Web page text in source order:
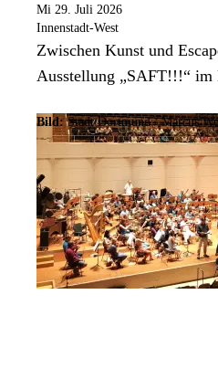
Mi 29. Juli 2026
Innenstadt-West
Zwischen Kunst und
Ausstellung „SAFT!!!“ im
Bild: Stadt Dortmund / Marcus